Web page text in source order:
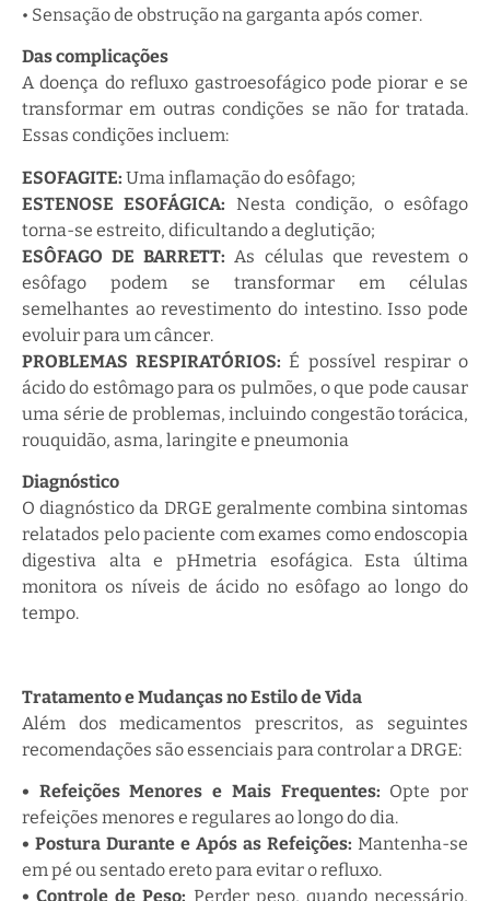
• Sensação de obstrução na garganta após comer.
Das complicações
A doença do refluxo gastroesofágico pode piorar e se
transformar em outras condições se não for tratada.
Essas condições incluem:
ESOFAGITE: Uma inflamação do esôfago;
ESTENOSE ESOFÁGICA: Nesta condição, o esôfago
torna-se estreito, dificultando a deglutição;
ESÔFAGO DE BARRETT: As células que revestem o
esôfago podem se transformar em células
semelhantes ao revestimento do intestino. Isso pode
evoluir para um câncer.
PROBLEMAS RESPIRATÓRIOS: É possível respirar o
ácido do estômago para os pulmões, o que pode causar
uma série de problemas, incluindo congestão torácica,
rouquidão, asma, laringite e pneumonia
Diagnóstico
O diagnóstico da DRGE geralmente combina sintomas
relatados pelo paciente com exames como endoscopia
digestiva alta e pHmetria esofágica. Esta última
monitora os níveis de ácido no esôfago ao longo do
tempo.
Tratamento e Mudanças no Estilo de Vida
Além dos medicamentos prescritos, as seguintes
recomendações são essenciais para controlar a DRGE:
• Refeições Menores e Mais Frequentes: Opte por
refeições menores e regulares ao longo do dia.
• Postura Durante e Após as Refeições: Mantenha-se
em pé ou sentado ereto para evitar o refluxo.
• Controle de Peso: Perder peso, quando necessário,